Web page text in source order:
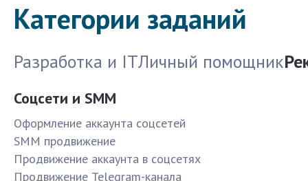
Категории заданий
Разработка и ITЛичный помощник
Соцсети и SMM
Оформление аккаунта соцсетей
SMM продвижение
Продвижение аккаунта в соцсетях
Продвижение Telegram-канала